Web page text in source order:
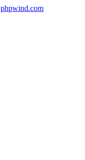
phpwind.com